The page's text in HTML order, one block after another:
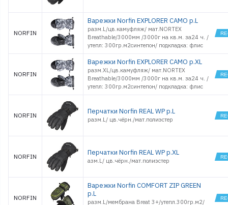
NORFIN
Варежки Norfin EXPLORER CAMO p.L
разм.L/цв.камуфляж/ мат.NORTEX
Breathable/3000мм /3000г на кв.м. за24 ч. /
утепл: 300гр.м2синтепон/ подкладка: флис
NORFIN
Варежки Norfin EXPLORER CAMO p.XL
разм.XL/цв.камуфляж/ мат.NORTEX
Breathable/3000мм /3000г на кв.м. за24 ч. /
утепл: 300гр.м2синтепон/ подкладка: флис
NORFIN Перчатки Norfin REAL WP р.L
разм.L/ цв.чёрн./мат.полиэстер
NORFIN Перчатки Norfin REAL WP р.XL
азм.L/ цв.чёрн./мат.полиэстер
NORFIN
Варежки Norfin COMFORT ZIP GREEN
р.L
разм.L/мембрана Breat 3+/утепл.300гр.м2/